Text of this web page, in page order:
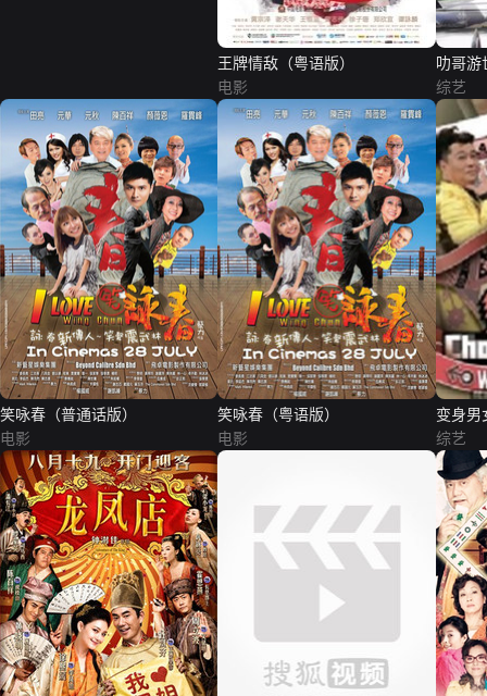
王牌情敌（粤语版）
电影
叻哥游
综艺
笑咏春（普通话版）
电影
笑咏春（粤语版）
电影
变身男
综艺